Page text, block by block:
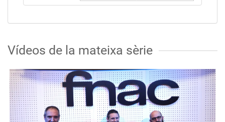
Vídeos de la mateixa sèrie